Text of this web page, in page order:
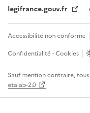
legifrance.gouv.fr
Accessibilité non conforme
Confidentialité - Cookies
Sauf mention contraire,
etalab-2.0